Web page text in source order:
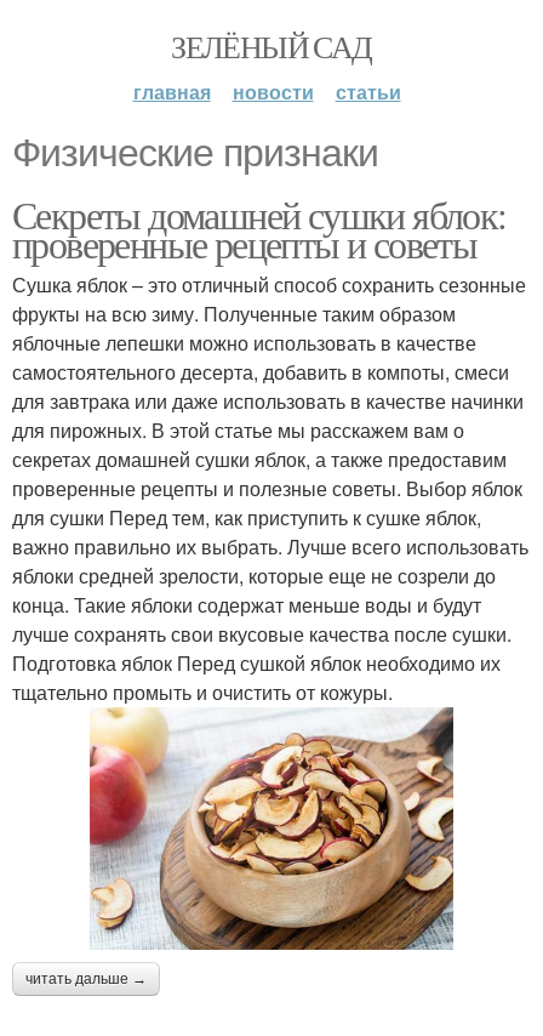
ЗЕЛЁНЫЙ САД
главная новости статьи
Физические признаки
Секреты домашней сушки яблок:
проверенные рецепты и советы
Сушка яблок – это отличный способ сохранить сезонные
фрукты на всю зиму. Полученные таким образом
яблочные лепешки можно использовать в качестве
самостоятельного десерта, добавить в компоты, смеси
для завтрака или даже использовать в качестве начинки
для пирожных. В этой статье мы расскажем вам о
секретах домашней сушки яблок, а также предоставим
проверенные рецепты и полезные советы. Выбор яблок
для сушки Перед тем, как приступить к сушке яблок,
важно правильно их выбрать. Лучше всего использовать
яблоки средней зрелости, которые еще не созрели до
конца. Такие яблоки содержат меньше воды и будут
лучше сохранять свои вкусовые качества после сушки.
Подготовка яблок Перед сушкой яблок необходимо их
тщательно промыть и очистить от кожуры.
читать дальше →